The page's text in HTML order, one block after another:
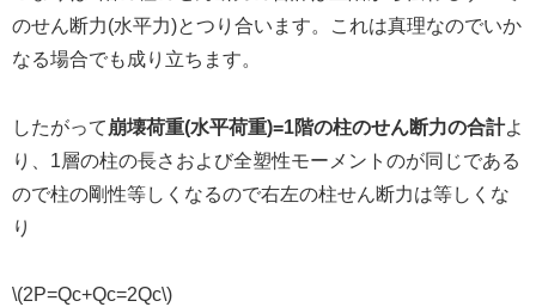
のせん断力(水平力)とつり合います。これは真理なのでいか
なる場合でも成り立ちます。
したがって 崩壊荷重(水平荷重)=1階の柱のせん断力の合計よ
り、1層の柱の長さおよび全塑性モーメントのが同じである
ので柱の剛性等しくなるので右左の柱せん断力は等しくな
り
\(2P=Qc+Qc=2Qc\)